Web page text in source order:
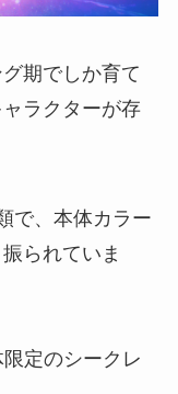
期でしか育て
ラクターが存
で、本体カラー
られていま
定のシークレ